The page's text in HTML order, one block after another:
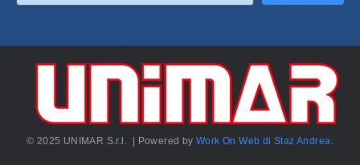
© 2025 UNIMAR S.r.l. | Powered byWork On Web di Staz Andrea.